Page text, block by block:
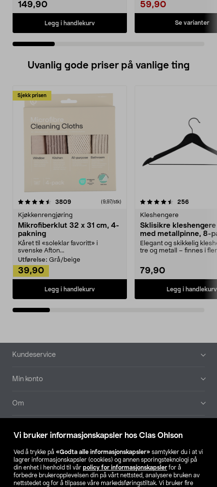
Vi bruker informasjonskapsler hos Clas Ohlson
Ved å trykke på «Godta alle informasjonskapsler» samtykker du i at vi
lagrer informasjonskapsler (cookies) og annen sporingsteknologi på
din enhet i henhold til vår policy for informasjonskapsler for å
forbedre brukeropplevelsen din på vårt nettsted, analysere bruken av
nettstedet og for å tilpasse våre markedsføringstiltak. Vi bruker fire
149,90
Legg i handlekurv
59,90
Se varianter
Uvanlig gode priser på vanlige ting
Sjekk prisen
3809anmeldelser(9,97/stk)
Kjøkkenrengjøring
Mikrofiberklut 32 x 31 cm, 4-
pakning
Kåret til «soleklar favoritt» i
svenske Afton...
Utførelse: Grå/beige
39,90
Legg i handlekurv
4.5av 5 stjerner 256
Kleshengere
Sklisikre
med metallpinne, 8-
Elegant og skikkelig
tre og metall – finnes i
79,90
Legg i handlekurv
4.5av 5 stjerner
Bunntekst
Kundeservice
Min konto
Om
Våre selskaper
Finn din butikk